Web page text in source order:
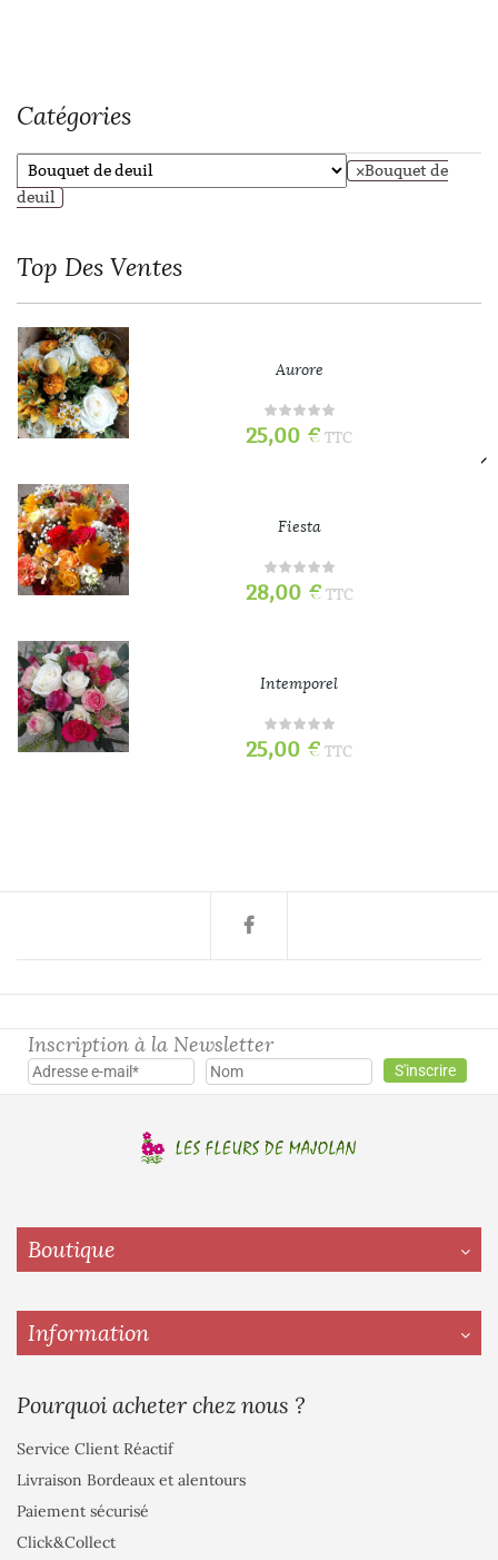
Catégories
×Bouquet de
deuil
Top Des Ventes
Aurore
25,00 € TTC
Fiesta
28,00 € TTC
Intemporel
25,00 € TTC
Inscription à la Newsletter
Boutique
Information
Pourquoi acheter chez nous ?
Service Client Réactif
Livraison Bordeaux et alentours
Paiement sécurisé
Click&Collect